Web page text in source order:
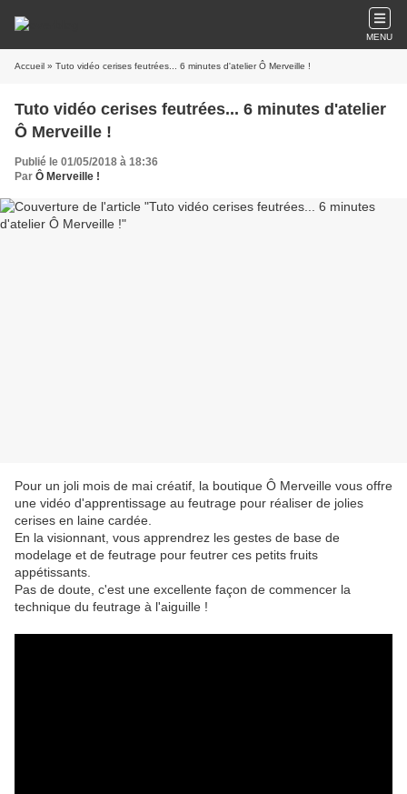
MENU
Accueil » Tuto vidéo cerises feutrées... 6 minutes d'atelier Ô Merveille !
Tuto vidéo cerises feutrées... 6 minutes d'atelier
Ô Merveille !
Publié le 01/05/2018 à 18:36
Par Ô Merveille !
Pour un joli mois de mai créatif, la boutique Ô Merveille vous offre
une vidéo d'apprentissage au feutrage pour réaliser de jolies
cerises en laine cardée.
En la visionnant, vous apprendrez les gestes de base de
modelage et de feutrage pour feutrer ces petits fruits
appétissants.
Pas de doute, c'est une excellente façon de commencer la
technique du feutrage à l'aiguille !